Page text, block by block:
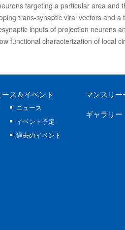
targeting a particular area and
trans-synaptic viral vectors and
inputs of projection neurons
functional characterization of local
ス ＆イベント
ニュース
イベント予定
過去のイベント
マンスリー
ギャラリー